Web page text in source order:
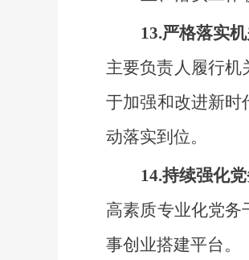
13.严格落实
主要负责人履行机
于加强和改进新时
动落实到位。
14.持续强化
高素质专业化党
事创业搭建平台。